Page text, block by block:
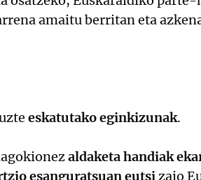
amaitu berritan eta
eskatutako eginkizunak.
aldaketa handiak
esanguratsuan eutsizaio